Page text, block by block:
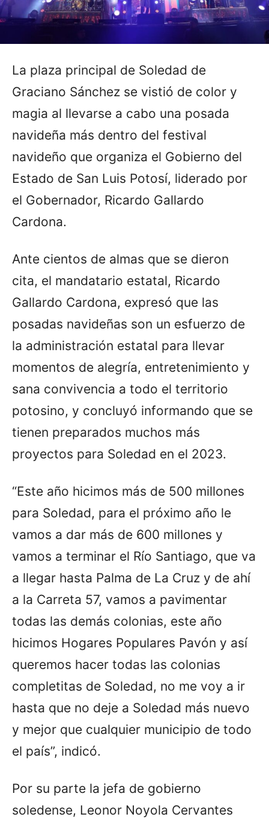
La plaza principal de Soledad de
Graciano Sánchez se vistió de color y
magia al llevarse a cabo una posada
navideña más dentro del festival
navideño que organiza el Gobierno del
Estado de San Luis Potosí, liderado por
el Gobernador, Ricardo Gallardo
Cardona.
Ante cientos de almas que se dieron
cita, el mandatario estatal, Ricardo
Gallardo Cardona, expresó que las
posadas navideñas son un esfuerzo de
la administración estatal para llevar
momentos de alegría, entretenimiento y
sana convivencia a todo el territorio
potosino, y concluyó informando que se
tienen preparados muchos más
proyectos para Soledad en el 2023.
“Este año hicimos más de 500 millones
para Soledad, para el próximo año le
vamos a dar más de 600 millones y
vamos a terminar el Río Santiago, que va
a llegar hasta Palma de La Cruz y de ahí
a la Carreta 57, vamos a pavimentar
todas las demás colonias, este año
hicimos Hogares Populares Pavón y así
queremos hacer todas las colonias
completitas de Soledad, no me voy a ir
hasta que no deje a Soledad más nuevo
y mejor que cualquier municipio de todo
el país”, indicó.
Por su parte la jefa de gobierno
soledense, Leonor Noyola Cervantes